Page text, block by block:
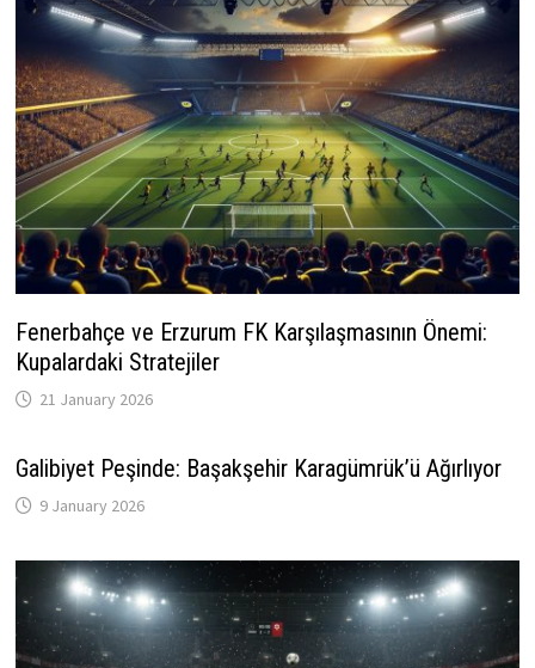
Fenerbahçe ve Erzurum FK Karşılaşmasının Önemi:
Kupalardaki Stratejiler
21 January 2026
Galibiyet Peşinde: Başakşehir Karagümrük’ü Ağırlıyor
9 January 2026